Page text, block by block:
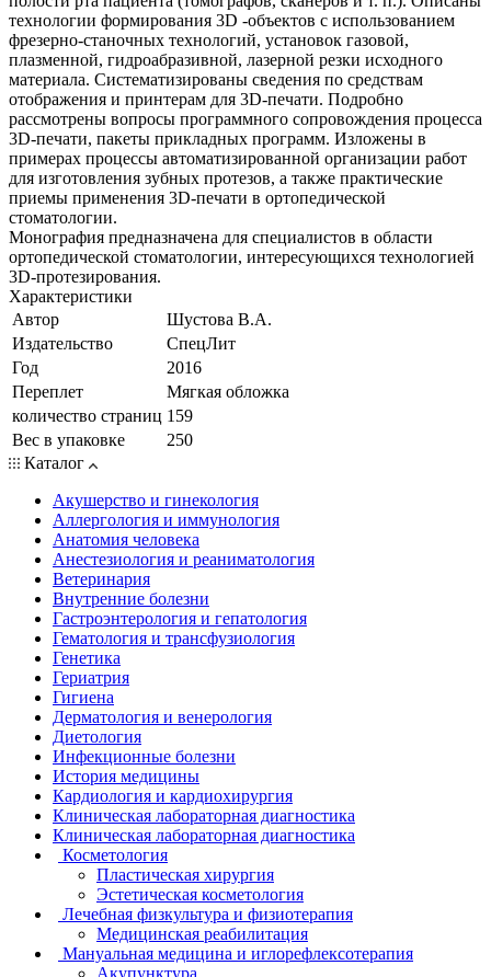
технологии формирования 3D -объектов с использованием
фрезерно-станочных технологий, установок газовой,
плазменной, гидроабразивной, лазерной резки исходного
материала. Систематизированы сведения по средствам
отображения и принтерам для 3D-печати. Подробно
рассмотрены вопросы программного сопровождения процесса
3D-печати, пакеты прикладных программ. Изложены в
примерах процессы автоматизированной организации работ
для изготовления зубных протезов, а также практические
приемы применения 3D-печати в ортопедической
стоматологии.
Монография предназначена для специалистов в области
ортопедической стоматологии, интересующихся технологией
3D-протезирования.
Характеристики
Автор
Шустова В.А.
Издательство
СпецЛит
Год
2016
Переплет
Мягкая обложка
количество страниц 159
Вес в упаковке
250
Каталог
Акушерство и гинекология
Аллергология и иммунология
Анатомия человека
Анестезиология и реаниматология
Ветеринария
Внутренние болезни
Гастроэнтерология и гепатология
Гематология и трансфузиология
Генетика
Гериатрия
Гигиена
Дерматология и венерология
Диетология
Инфекционные болезни
История медицины
Кардиология и кардиохирургия
Клиническая лабораторная диагностика
Клиническая лабораторная диагностика
Косметология
Пластическая хирургия
Эстетическая косметология
Лечебная физкультура и физиотерапия
Медицинская реабилитация
Мануальная медицина и иглорефлексотерапия
Акупунктура